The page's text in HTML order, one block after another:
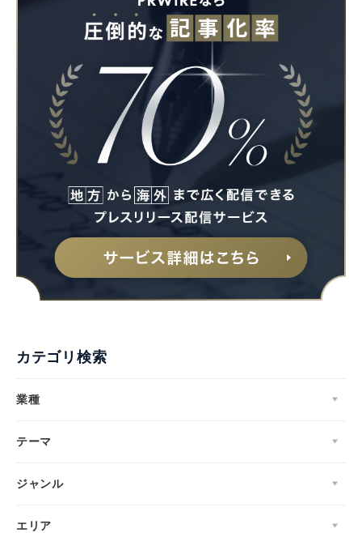
カテゴリ検索
業種
テーマ
ジャンル
エリア
Japanese
English